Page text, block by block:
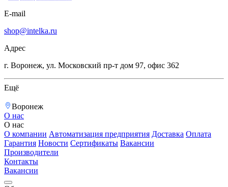
E-mail
shop@intelka.ru
Адрес
г. Воронеж, ул. Московский пр-т дом 97, офис 362
Ещё
Воронеж
О нас
О нас
О компании Автоматизация предприятия Доставка Оплата
Гарантия Новости Сертификаты Вакансии
Производители
Контакты
Вакансии